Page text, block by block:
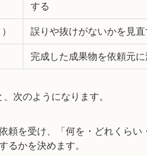
する
誤りや抜けがないかを見直
完成した成果物を依頼元に
次のようになります。
頼を受け、「何を・どれくら
るかを決めます。